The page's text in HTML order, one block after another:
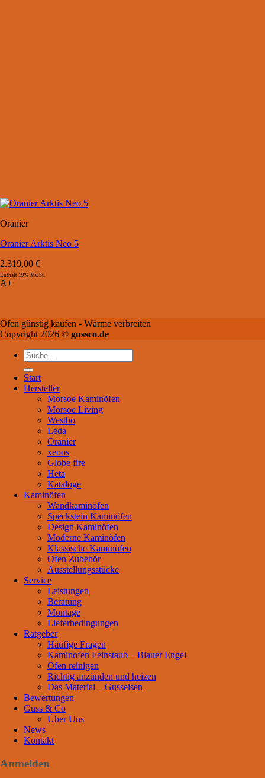
Oranier
Oranier Arktis Neo 5
2.319,00 €
Enthält 19% MwSt.
A+
Ofen günstig kaufen - Wärme verbreiten
Copyright 2026 © gussco.de
Suche
nach:
Start
Hersteller
Morsoe Kaminöfen
Morsoe Living
Westbo
Leda
Oranier
xeoos
Globe fire
Heta
Kataloge
Kaminöfen
Wandkaminöfen
Speckstein Kaminöfen
Design Kaminöfen
Moderne Kaminöfen
Klassische Kaminöfen
Ofen Zubehör
Ausstellungsstücke
Service
Leistungen
Beratung
Montage
Lieferbedingungen
Ratgeber
Häufige Fragen
Kaminofen Feinstaub – Blauer Engel
Ofen reinigen
Richtig anzünden und heizen
Das Material – Gusseisen
Bewertungen
Guss & Co
Über Uns
News
Kontakt
Anmelden